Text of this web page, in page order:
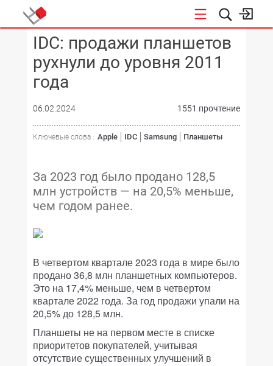
КОНФЕРЕНЦИИ
IDC: продажи планшетов
рухнули до уровня 2011
года
06.02.2024 1551 прочтение
Ключевые слова : Apple IDC Samsung Планшеты
За 2023 год было продано 128,5
млн устройств — на 20,5% меньше,
чем годом ранее.
В четвертом квартале 2023 года в мире было
продано 36,8 млн планшетных компьютеров.
Это на 17,4% меньше, чем в четвертом
квартале 2022 года. За год продажи упали на
20,5% до 128,5 млн.
Планшеты не на первом месте в списке
приоритетов покупателей, учитывая
отсутствие существенных улучшений в